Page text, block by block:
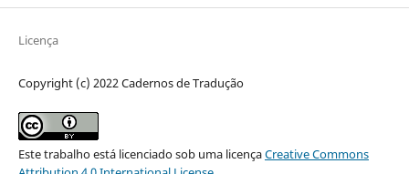
Licença
Copyright (c) 2022 Cadernos de Tradução
Este trabalho está licenciado sob uma licençaCreative Commons